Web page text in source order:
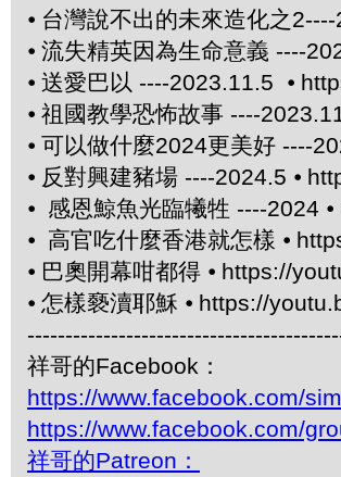
⦁ 台灣說不出的未來造化之
⦁ 流失精英因為生命意義 ----
⦁ 送愛巴以 ----2023.11.5 ⦁
⦁ 祖國教學恐怖故事 ----
⦁ 可以做什麼2024更美好 ----
⦁ 反對興建豬場 ----2024.5 ⦁
⦁ 感恩鯨魚光臨犧牲 ----2024 ⦁
⦁ 高官吃什麼香港就怎樣 ⦁
⦁ 巴奧開幕咁都得 ⦁ https://
⦁ 怎樣褻瀆耶穌 ⦁ https://
祥哥的Facebook：
https://www.facebook.com/
https://www.facebook.com/
祥哥的Patreon：